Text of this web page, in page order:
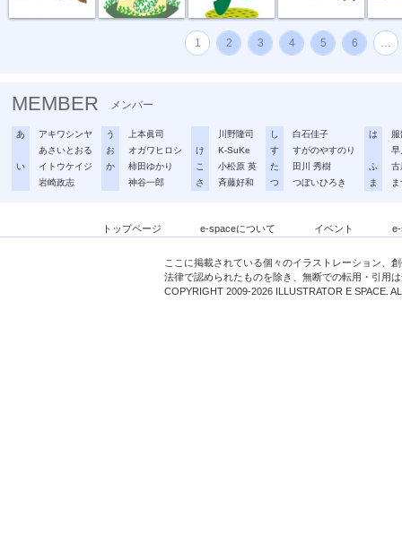
1 2 3 4 5 6 …
MEMBER メンバー
あ
アキワシンヤ
あさいとおる
い
イトウケイジ
岩崎政志
う
上本眞司
お
オガワヒロシ
か
柿田ゆかり
神谷一郎
川野隆司
け
K-SuKe
こ
小松原 英
さ
斉藤好和
し
白石佳子
す
すがのやすのり
た
田川 秀樹
つ
つぼいひろき
は
早
ふ
古
ま
トップページ e-spaceについて イベント
ここに掲載されている個々のイラストレーション、
法律で認められたものを除き、無断での転用・引用
COPYRIGHT 2009-2026 ILLUSTRATOR E SPACE.